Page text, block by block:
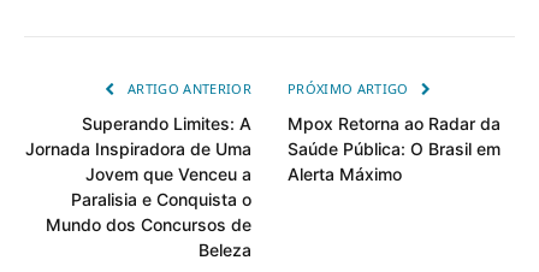
ARTIGO ANTERIOR
Superando Limites: A
Jornada Inspiradora de Uma
Jovem que Venceu a
Paralisia e Conquista o
Mundo dos Concursos de
Beleza
PRÓXIMO ARTIGO
Mpox Retorna ao Radar da
Saúde Pública: O Brasil em
Alerta Máximo